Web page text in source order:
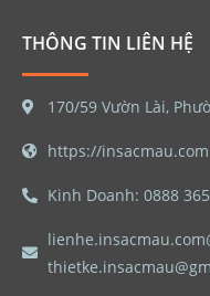
THÔNG TIN LIÊN HỆ
170/59 Vườn Lài,
https://insacmau.com
Kinh Doanh: 0888